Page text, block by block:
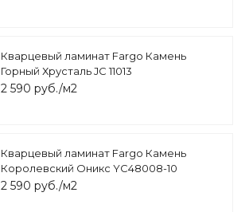
Кварцевый ламинат Fargo Камень
Горный Хрусталь JC 11013
2 590 руб./м2
Кварцевый ламинат Fargo Камень
Королевский Оникс YC48008-10
2 590 руб./м2